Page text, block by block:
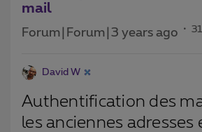
mail
Forum|Forum|3 years ago
David W
Authentification des
les anciennes adresses